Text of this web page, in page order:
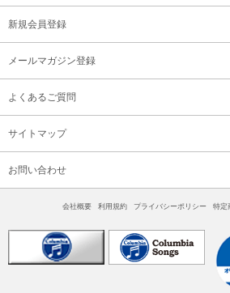
新規会員登録
メールマガジン登録
よくあるご質問
サイトマップ
お問い合わせ
会社概要 利用規約 プライバシーポリシー 特定